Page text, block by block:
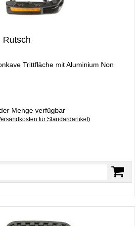
Rutsch
Trittfläche mit Aluminium Non
Menge verfügbar
für Standardartikel )